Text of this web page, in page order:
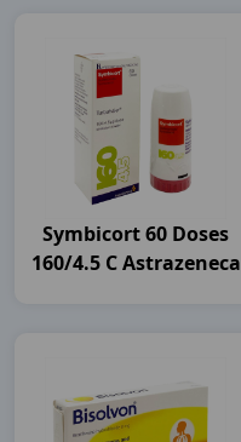
Symbicort 60 Doses
160/4.5 C Astrazeneca